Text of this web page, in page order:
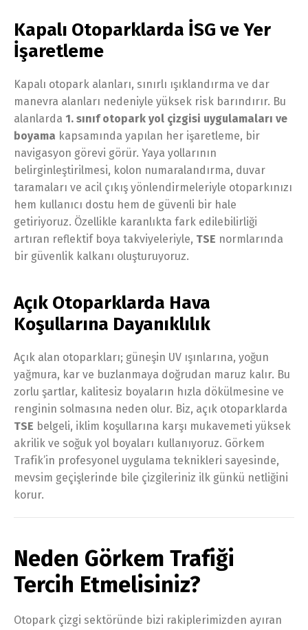
Kapalı Otoparklarda İSG ve Yer
İşaretleme
Kapalı otopark alanları, sınırlı ışıklandırma ve dar
manevra alanları nedeniyle yüksek risk barındırır. Bu
alanlarda 1. sınıf otopark yol çizgisi uygulamaları ve
boyama kapsamında yapılan her işaretleme, bir
navigasyon görevi görür. Yaya yollarının
belirginleştirilmesi, kolon numaralandırma, duvar
taramaları ve acil çıkış yönlendirmeleriyle otoparkınızı
hem kullanıcı dostu hem de güvenli bir hale
getiriyoruz. Özellikle karanlıkta fark edilebilirliği
artıran reflektif boya takviyeleriyle, TSE normlarında
bir güvenlik kalkanı oluşturuyoruz.
Açık Otoparklarda Hava
Koşullarına Dayanıklılık
Açık alan otoparkları; güneşin UV ışınlarına, yoğun
yağmura, kar ve buzlanmaya doğrudan maruz kalır. Bu
zorlu şartlar, kalitesiz boyaların hızla dökülmesine ve
renginin solmasına neden olur. Biz, açık otoparklarda
TSE belgeli, iklim koşullarına karşı mukavemeti yüksek
akrilik ve soğuk yol boyaları kullanıyoruz. Görkem
Trafik’in profesyonel uygulama teknikleri sayesinde,
mevsim geçişlerinde bile çizgileriniz ilk günkü netliğini
korur.
Neden Görkem Trafiği
Tercih Etmelisiniz?
Otopark çizgi sektöründe bizi rakiplerimizden ayıran